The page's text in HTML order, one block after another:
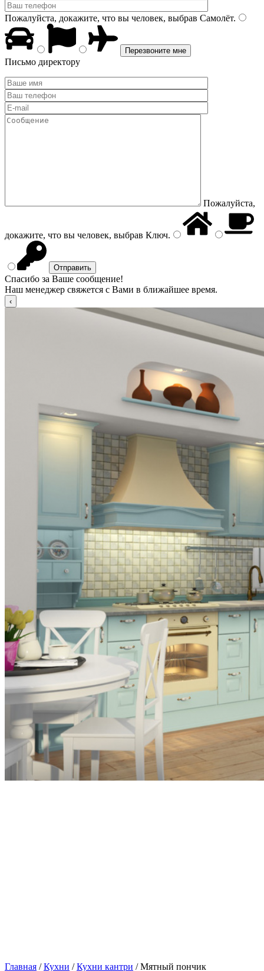
Пожалуйста, докажите, что вы человек, выбрав Самолёт.
Письмо директору
Пожалуйста,
докажите, что вы человек, выбрав Ключ.
Спасибо за Ваше сообщение!
Наш менеджер свяжется с Вами в ближайшее время.
Главная /Кухни /Кухни кантри / Мятный пончик